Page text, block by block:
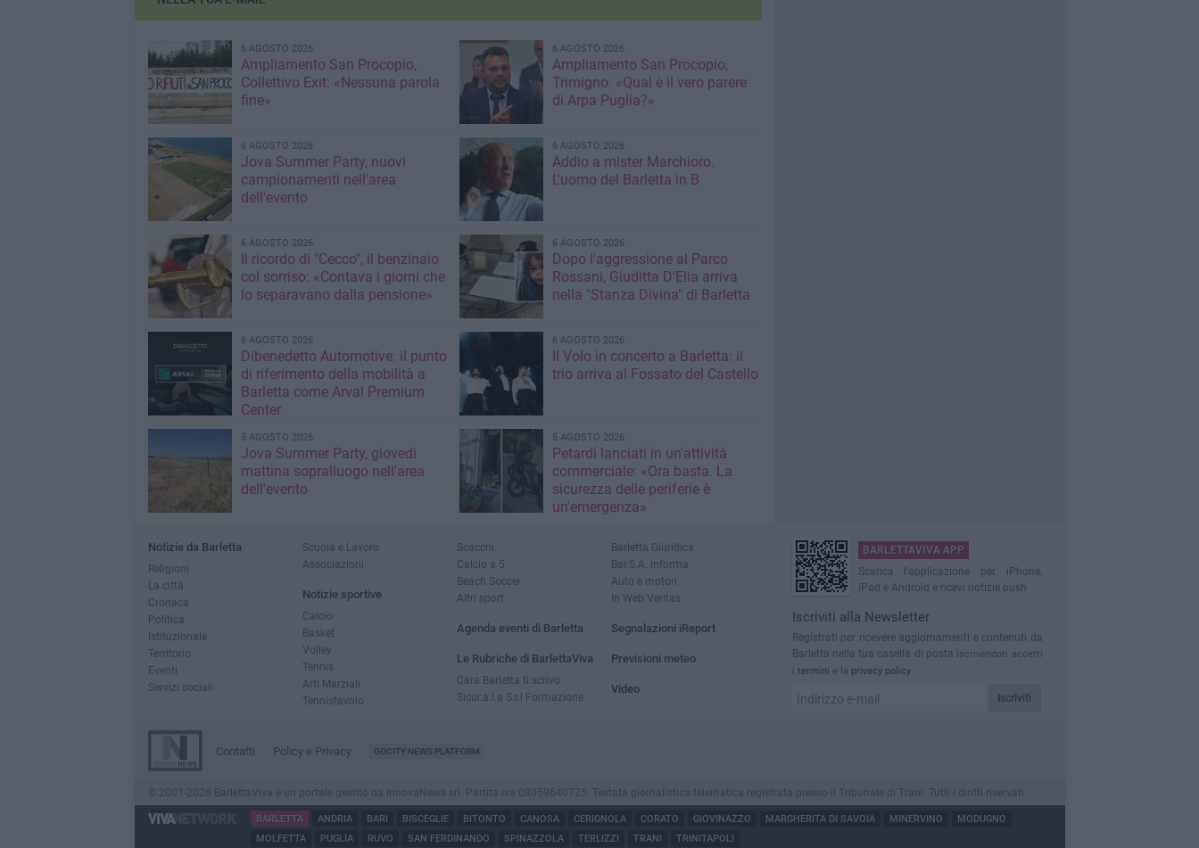
6 AGOSTO 2026
Ampliamento San Procopio,
Collettivo Exit: «Nessuna parola
fine»
6 AGOSTO 2026
Ampliamento San Procopio,
Trimigno: «Qual è il vero parere
di Arpa Puglia?»
6 AGOSTO 2026
Jova Summer Party, nuovi
campionamenti nell'area
dell'evento
6 AGOSTO 2026
Addio a mister Marchioro.
L'uomo del Barletta in B
6 AGOSTO 2026
Il ricordo di "Cecco", il benzinaio
col sorriso: «Contava i giorni che
lo separavano dalla pensione»
6 AGOSTO 2026
Dopo l'aggressione al Parco
Rossani, Giuditta D'Elia arriva
nella "Stanza Divina" di Barletta
6 AGOSTO 2026
Dibenedetto Automotive: il punto
di riferimento della mobilità a
Barletta come Arval Premium
Center
6 AGOSTO 2026
Il Volo in concerto a Barletta: il
trio arriva al Fossato del Castello
5 AGOSTO 2026
Jova Summer Party, giovedì
mattina sopralluogo nell'area
dell'evento
5 AGOSTO 2026
Petardi lanciati in un'attività
commerciale: «Ora basta. La
sicurezza delle periferie è
un'emergenza»
Notizie da Barletta
Religioni
La città
Cronaca
Politica
Istituzionale
Territorio
Eventi
Servizi sociali
Scuola e Lavoro
Associazioni
Notizie sportive
Calcio
Basket
Volley
Tennis
Arti Marziali
Tennistavolo
Scacchi
Calcio a 5
Beach Soccer
Altri sport
Agenda eventi di Barletta
Le Rubriche di BarlettaViva
Cara Barletta ti scrivo
Sicur.a.l.a S.r.l Formazione
Barletta Giuridica
Bar.S.A. informa
Auto e motori
In Web Veritas
Segnalazioni iReport
Previsioni meteo
Video
BARLETTAVIVA APP
Scarica l'applicazione per iPhone,
iPad e Android e ricevi notizie push
Iscriviti alla Newsletter
Registrati per ricevere aggiornamenti e contenuti da
Barletta nella tua casella di posta Iscrivendoti accetti
i termini e la privacy policy
Iscriviti
Contatti Policy e Privacy GOCITY NEWS PLATFORM
© 2001-2026 BarlettaViva è un portale gestito da InnovaNews srl. Partita iva 08059640725. Testata giornalistica telematica registrata presso il Tribunale di Trani. Tutti i diritti riservati.
BARLETTA ANDRIA BARI BISCEGLIE BITONTO CANOSA CERIGNOLA CORATO GIOVINAZZO MARGHERITA DI SAVOIA MINERVINO
MODUGNO
MOLFETTA
PUGLIA RUVO SAN FERDINANDO SPINAZZOLA TERLIZZI TRANI TRINITAPOLI